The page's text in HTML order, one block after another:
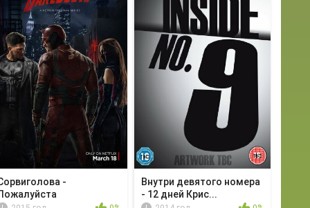
-
Внутри девятого номера
- 12 дней Крис...